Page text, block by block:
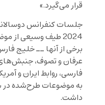
قرار می‌گیرد.»
جلسات کنفرانس
2024 طیف وسیعی از
برخی از آنها ــ خلیج
عرفان و تصوف،
فارسی، روابط ایران و
به موضوعات طرح‌شده
داشت.